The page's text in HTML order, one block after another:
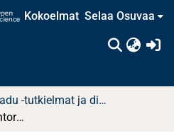
Kokoelmat Selaa Osuvaa
Pro gradu -tutkielmat ja diplomityöt
1990-luvun suuret hallintoreformit Puolassa: Hallinnon hajauttaminen osana transitiota